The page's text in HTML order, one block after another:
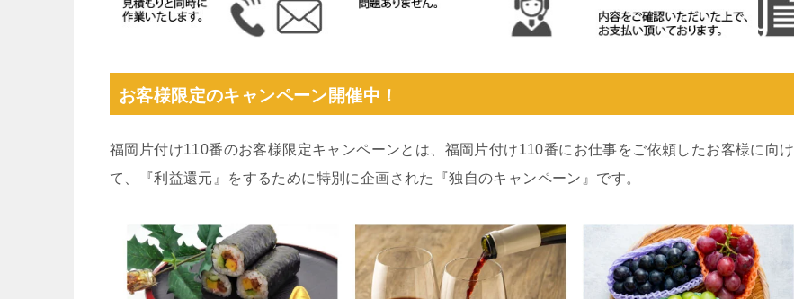
お客様限定のキャンペーン開催中！
福岡片付け110番のお客様限定キャンペーンとは、福岡片付け110番にお仕事をご依頼したお客様に向け
て、『利益還元』をするために特別に企画された『独自のキャンペーン』です。